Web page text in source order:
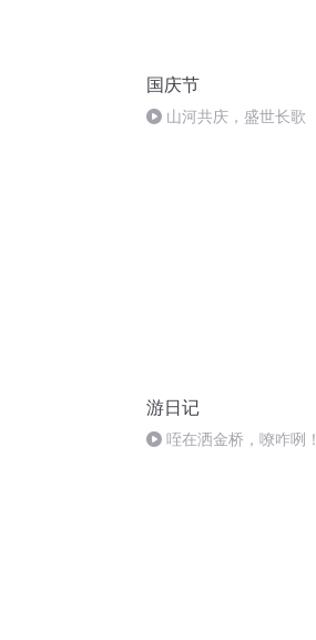
国庆节
山河共庆，盛世长歌
游日记
咥在洒金桥，嘹咋咧！